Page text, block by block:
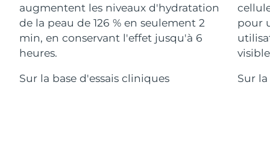
augmentent les niveaux d'hydratation
de la peau de 126 % en seulement 2
min, en conservant l'effet jusqu'à 6
heures.
Sur la base d'essais cliniques
pour
Sur
FOREO APP
À PROPROS
Kazakhstan Livraison estimée 8/12/26
Koweït Livraison estimée 8/10/26
Lettonie Livraison estimée 8/10/26